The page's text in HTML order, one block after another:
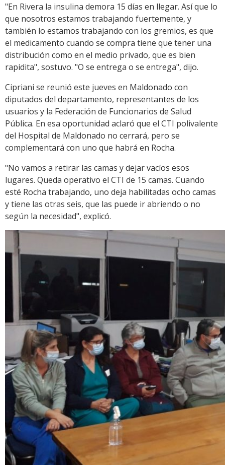
"En Rivera la insulina demora 15 días en llegar. Así que lo
que nosotros estamos trabajando fuertemente, y
también lo estamos trabajando con los gremios, es que
el medicamento cuando se compra tiene que tener una
distribución como en el medio privado, que es bien
rapidita", sostuvo. "O se entrega o se entrega", dijo.
Cipriani se reunió este jueves en Maldonado con
diputados del departamento, representantes de los
usuarios y la Federación de Funcionarios de Salud
Pública. En esa oportunidad aclaró que el CTI polivalente
del Hospital de Maldonado no cerrará, pero se
complementará con uno que habrá en Rocha.
"No vamos a retirar las camas y dejar vacíos esos
lugares. Queda operativo el CTI de 15 camas. Cuando
esté Rocha trabajando, uno deja habilitadas ocho camas
y tiene las otras seis, que las puede ir abriendo o no
según la necesidad", explicó.